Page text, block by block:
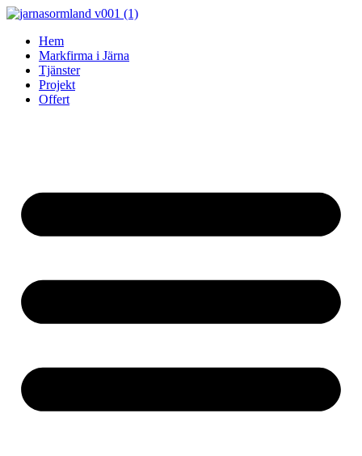
Skip
contentHem
Markfirma i Järna
Tjänster
Projekt
Offert